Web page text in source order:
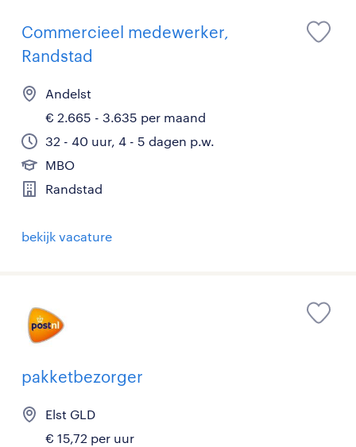
Commercieel medewerker,
Randstad
Andelst
€ 2.665 - 3.635 per maand
32 - 40 uur, 4 - 5 dagen p.w.
MBO
Randstad
bekijk vacature
pakketbezorger
Elst GLD
€ 15,72 per uur